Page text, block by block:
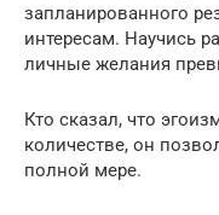
запланированного
интересам. Научись
личные желания
Кто сказал, что
количестве, он
полной мере.